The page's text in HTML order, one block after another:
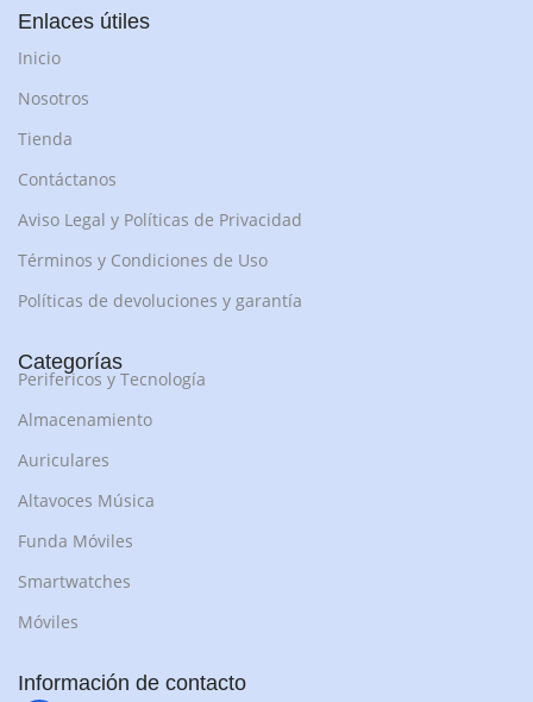
Enlaces útiles
Inicio
Nosotros
Tienda
Contáctanos
Aviso Legal y Políticas de Privacidad
Términos y Condiciones de Uso
Políticas de devoluciones y garantía
Categorías
Perifericos y Tecnología
Almacenamiento
Auriculares
Altavoces Música
Funda Móviles
Smartwatches
Móviles
Información de contacto